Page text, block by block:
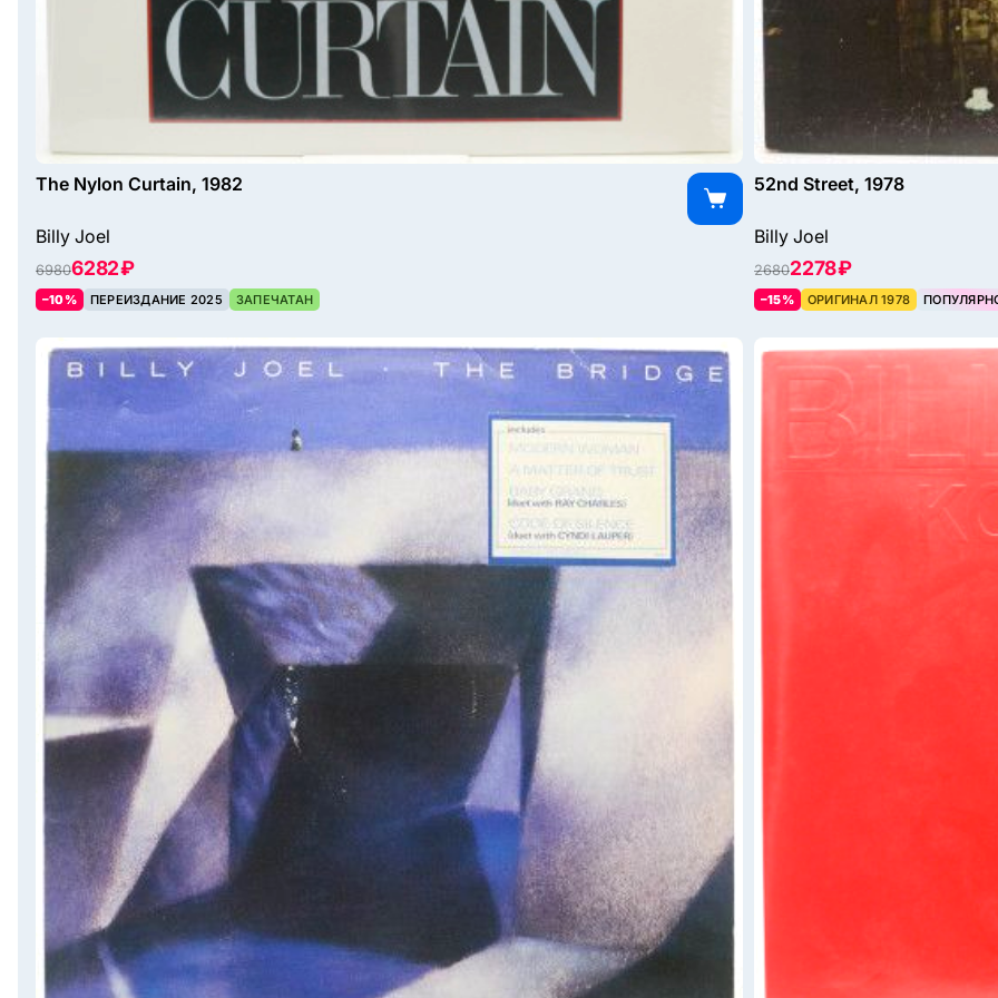
The Nylon Curtain, 1982
Billy Joel
69806282 ₽
–10% ПЕРЕИЗДАНИЕ 2025 ЗАПЕЧАТАН
52nd Street, 1978
Billy Joel
26802278 ₽
–15% ОРИГИНАЛ 1978